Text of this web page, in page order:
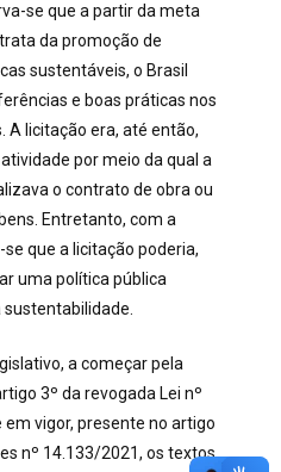
se que a partir da meta
da promoção de
sustentáveis, o Brasil
e boas práticas nos
licitação era, até então,
por meio da qual a
o contrato de obra ou
Entretanto, com a
que a licitação poderia,
uma política pública
a começar pela
3º da revogada Lei nº
vigor, presente no artigo
nº 14.133/2021, os textos